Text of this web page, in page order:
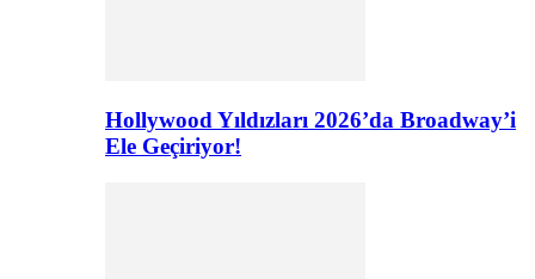
Hollywood Yıldızları 2026’da Broadway’i
Ele Geçiriyor!